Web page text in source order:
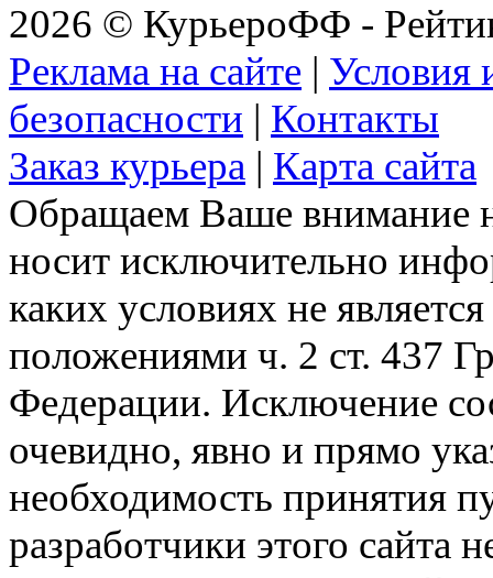
2026 © КурьероФФ -
Реклама на сайте | Условия
безопасности | Контакты
Заказ курьера | Карта сайта
Обращаем Ваше внимание
носит исключительно
каких условиях не
положениями ч. 2 ст. 437
Федерации. Исключение
очевидно, явно и прямо
необходимость принятия
разработчики этого сайта